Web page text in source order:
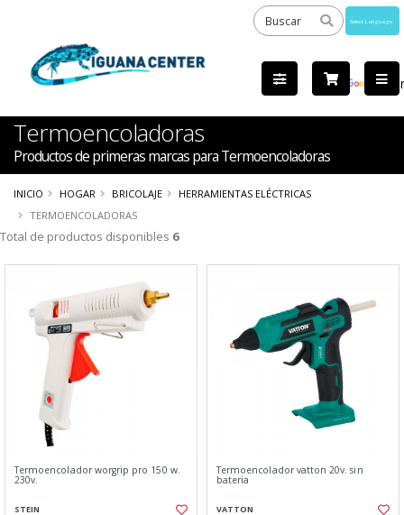
by
Termoencoladoras
Productos de primeras marcas para Termoencoladoras
INICIO HOGAR BRICOLAJE
HERRAMIENTAS ELÉCTRICAS
TERMOENCOLADORAS
Total de productos disponibles 6
Termoencolador worgrip pro 150 w.
230v.
STEIN
Termoencolador vatton 20v. sin
bateria
VATTON